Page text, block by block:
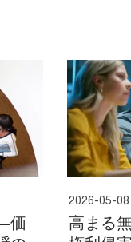
価
2026-05-08
高まる